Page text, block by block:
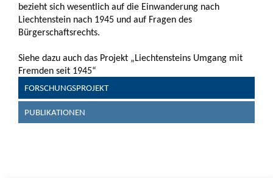
bezieht sich wesentlich auf die Einwanderung nach
Liechtenstein nach 1945 und auf Fragen des
Bürgerschaftsrechts.
Siehe dazu auch das Projekt „Liechtensteins Umgang mit
Fremden seit 1945“
FORSCHUNGSPROJEKT
PUBLIKATIONEN